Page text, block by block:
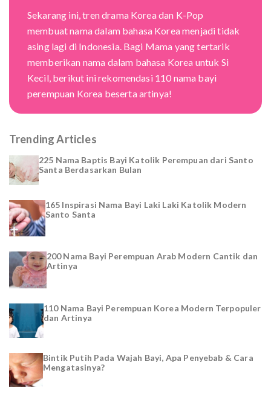
Sekarang ini, tren drama Korea dan K-Pop
membuat nama dalam bahasa Korea menjadi tidak
asing lagi di Indonesia. Bagi Mama yang tertarik
memberikan nama dalam bahasa Korea untuk Si
Kecil, berikut ini rekomendasi 110 nama bayi
perempuan Korea beserta artinya!
Trending Articles
225 Nama Baptis Bayi Katolik Perempuan dari Santo
Santa Berdasarkan Bulan
165 Inspirasi Nama Bayi Laki Laki Katolik Modern
Santo Santa
200 Nama Bayi Perempuan Arab Modern Cantik dan
Artinya
110 Nama Bayi Perempuan Korea Modern Terpopuler
dan Artinya
Bintik Putih Pada Wajah Bayi, Apa Penyebab & Cara
Mengatasinya?